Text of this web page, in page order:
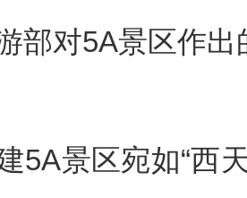
部对5A景区作
景区宛如“西天